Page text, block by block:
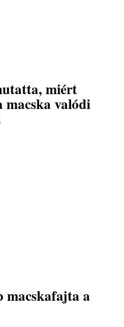
miért
valódi
macskafajta a